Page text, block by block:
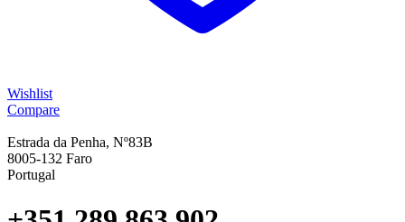
Wishlist
Compare
Estrada da Penha, Nº83B
8005-132 Faro
Portugal